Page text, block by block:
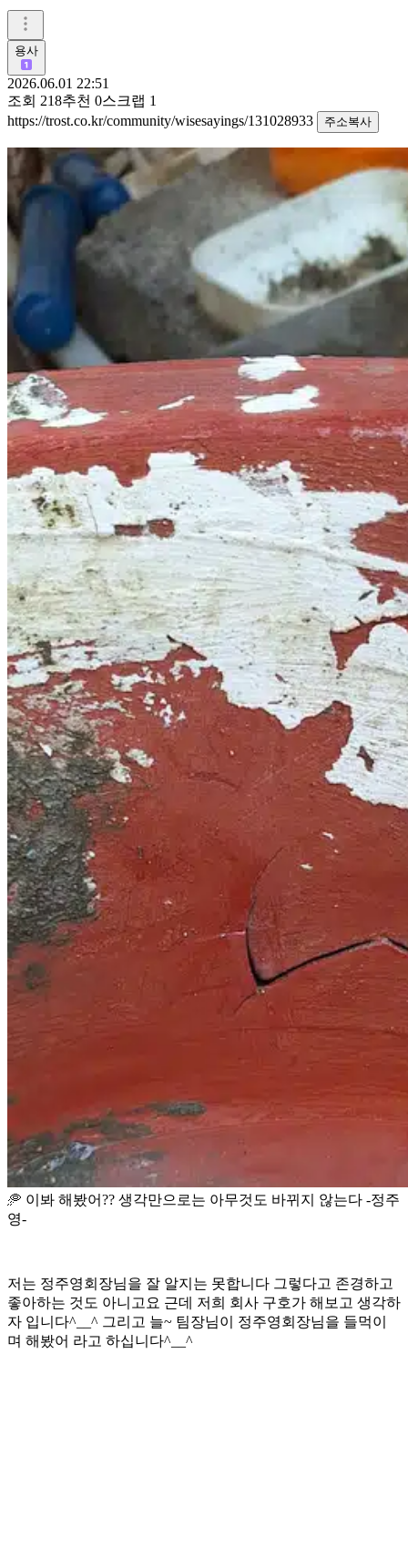
용사
2026.06.01 22:51
조회 218추천 0스크랩 1
https://trost.co.kr/community/wisesayings/131028933
주소복사
🥏 이봐 해봤어?? 생각만으로는 아무것도 바뀌지 않는다 -정주
영-
저는 정주영회장님을 잘 알지는 못합니다 그렇다고 존경하고
좋아하는 것도 아니고요 근데 저희 회사 구호가 해보고 생각하
자 입니다^__^ 그리고 늘~ 팀장님이 정주영회장님을 들먹이
며 해봤어 라고 하십니다^__^